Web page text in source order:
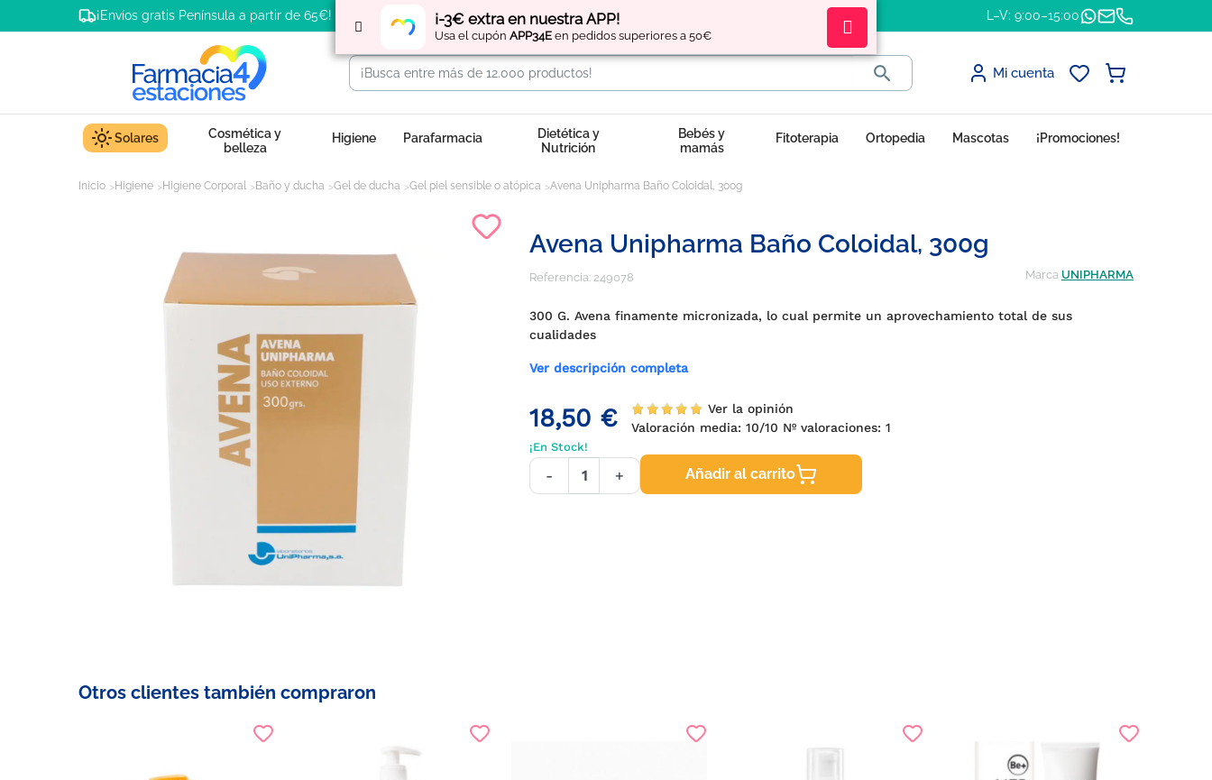
¡-3€ extra en nuestra APP!
Usa el cupón APP34E en pedidos superiores a 50€
¡Envíos gratis Península a partir de 65€! Regístratey obtén L–V: 9:00–15:00
 Mi cuenta
Solares
Cosmética y
belleza
Higiene Parafarmacia
Dietética y
Nutrición
Bebés y
mamás
Fitoterapia Ortopedia Mascotas ¡Promociones!
Inicio Higiene Higiene Corporal Baño y ducha Gel de ducha Gel piel sensible o atópica Avena Unipharma Baño Coloidal, 300g
Avena Unipharma Baño Coloidal, 300g
Referencia: 249078 Marca UNIPHARMA
300 G. Avena finamente micronizada, lo cual permite un aprovechamiento total de sus
cualidades
Ver descripción completa
18,50 €
Ver la opinión
Valoración media: 10/10 Nº valoraciones: 1
¡En Stock!
- + Añadir al carrito
Otros clientes también compraron